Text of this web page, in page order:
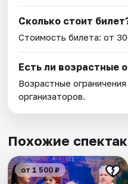
Сколько стоит
Стоимость билета: от
Есть ли возрастные
Возрастные
организаторов.
Похожие
от 1 500 ₽